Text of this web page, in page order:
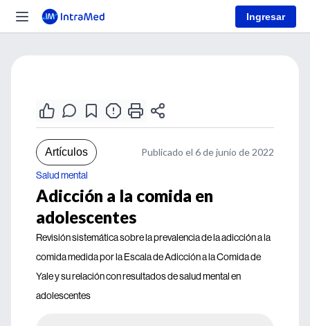
Ingresar
Artículos Publicado el 6 de junio de 2022
Salud mental
Adicción a la comida en
adolescentes
Revisión sistemática sobre la prevalencia de la adicción a la
comida medida por la Escala de Adicción a la Comida de
Yale y su relación con resultados de salud mental en
adolescentes